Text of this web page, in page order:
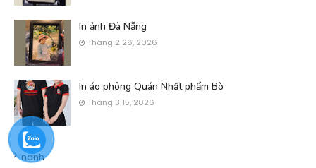
In ảnh Đà Nẵng
Tháng 2 26, 2026
In áo phông Quán Nhất phẩm Bò
Tháng 3 15, 2026
Inanh